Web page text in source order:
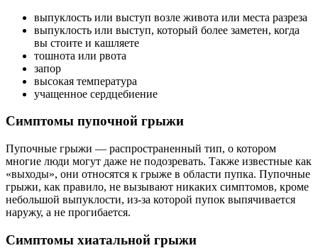
выпуклость или выступ возле живота или места разреза
выпуклость или выступ, который более заметен, когда
вы стоите и кашляете
тошнота или рвота
запор
высокая температура
учащенное сердцебиение
Симптомы пупочной грыжи
Пупочные грыжи — распространенный тип, о котором
многие люди могут даже не подозревать. Также известные как
«выходы», они относятся к грыже в области пупка. Пупочные
грыжи, как правило, не вызывают никаких симптомов, кроме
небольшой выпуклости, из-за которой пупок выпячивается
наружу, а не прогибается.
Симптомы хиатальной грыжи